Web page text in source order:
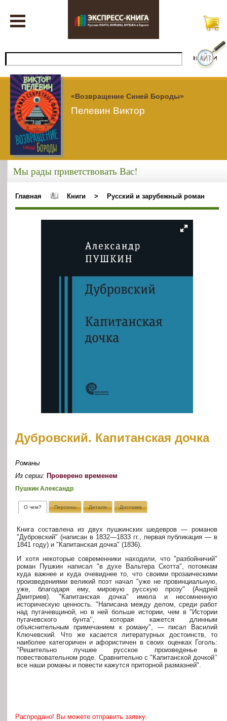
«Возвращение Синей Бороды»
Пелевин Виктор
Мы рады приветствовать Вас!
Главная Книги > Русский и зарубежный роман
Дубровский. Капитанская дочка
Романы
Из серии: Проверено временем
Пушкин Александр
О чем? Персоны Детали Доставка
Книга составлена из двух пушкинских шедевров — романов
"Дубровский" (написан в 1832—1833 гг., первая публикация — в
1841 году) и "Капитанская дочка" (1836).
И хотя некоторые современники находили, что "разбойничий"
роман Пушкин написал "в духе Вальтера Скотта", потомкам
куда важнее и куда очевиднее то, что своими прозаическими
произведениями великий поэт начал "уже не провинциальную,
уже, благодаря ему, мировую русскую прозу" (Андрей
Дмитриев). "Капитанская дочка" имела и несомненную
историческую ценность. "Написана между делом, среди работ
над пугачевщиной, но в ней больше истории, чем в "Истории
пугачевского бунта’’, которая кажется длинным
объяснительным примечанием к роману", — писал Василий
Ключевский. Что же касается литературных достоинств, то
наиболее категоричен и афористичен в своих оценках Гоголь:
"Решительно лучшее русское произведенье в
повествовательном роде. Сравнительно с "Капитанской дочкой’’
все наши романы и повести кажутся приторной размазней".
Распродано! Вы можете отправить заявку.